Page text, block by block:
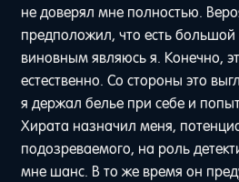
не доверял мне полностью.
предположил, что есть большой
виновным являюсь я. Конечно,
естественно. Со стороны это
я держал белье при себе и
Хирата назначил меня,
подозреваемого, на роль
мне шанс. В то же время он